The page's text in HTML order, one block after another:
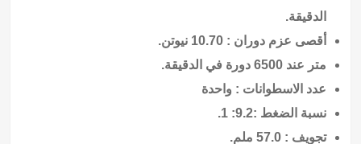
الدقيقة.
أقصى عزم دوران : 10.70 نيوتن.
متر عند 6500 دورة في الدقيقة.
عدد الاسطوانات : واحدة
نسبة الضغط :9.2: 1.
تجويف : 57.0 ملم.